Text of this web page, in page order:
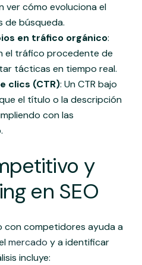
ver cómo evoluciona el
de búsqueda.
en tráfico orgánico:
el tráfico procedente de
tácticas en tiempo real.
clics (CTR): Un CTR bajo
el título o la descripción
con las
y
en SEO
con competidores ayuda a
mercado y a identificar
incluye: